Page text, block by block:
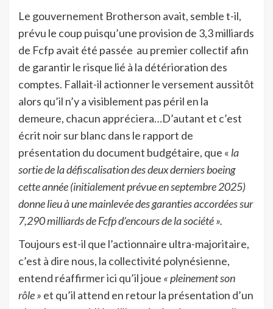
Le gouvernement Brotherson avait, semble t-il,
prévu le coup puisqu’une provision de 3,3 milliards
de Fcfp avait été passée au premier collectif afin
de garantir le risque lié à la détérioration des
comptes. Fallait-il actionner le versement aussitôt
alors qu’il n’y a visiblement pas péril en la
demeure, chacun appréciera…D’autant et c’est
écrit noir sur blanc dans le rapport de
présentation du document budgétaire, que «la
sortie de la défiscalisation des deux derniers boeing
cette année (initialement prévue en septembre 2025)
donne lieu à une mainlevée des garanties accordées sur
7,290 milliards de Fcfp d’encours de la société ».
Toujours est-il que l’actionnaire ultra-majoritaire,
c’est à dire nous, la collectivité polynésienne,
entend réaffirmer ici qu’il joue « pleinement son
rôle » et qu’il attend en retour la présentation d’un